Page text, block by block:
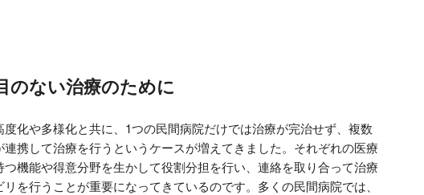
のない治療のために
度化や多様化と共に、1つの民間病院だけでは治療が完治せず、複数
連携して治療を行うというケースが増えてきました。それぞれの医療
つ機能や得意分野を生かして役割分担を行い、連絡を取り合って治療
リを行うことが重要になってきているのです。多くの民間病院では、